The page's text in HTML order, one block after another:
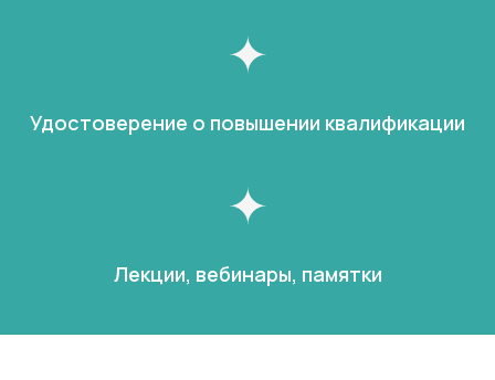
Удостоверение о повышении квалификации
Лекции, вебинары, памятки